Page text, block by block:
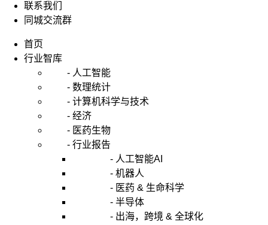
联系我们
同城交流群
首页
行业智库
- 人工智能
- 数理统计
- 计算机科学与技术
- 经济
- 医药生物
- 行业报告
- 人工智能AI
- 机器人
- 医药 & 生命科学
- 半导体
- 出海，跨境 & 全球化